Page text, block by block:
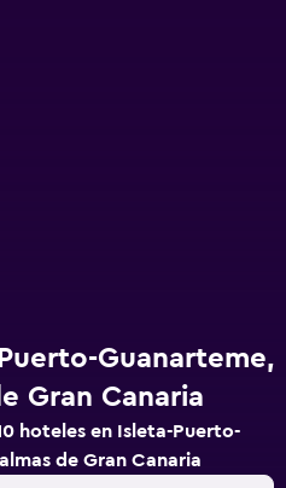
Guanarteme,
Gran Canaria
hoteles en Isleta-Puerto-
de Gran Canaria